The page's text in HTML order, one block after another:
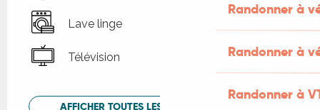
Randonner à
Randonner à
Randonner à
Lave linge
Télévision
AFFICHER TOUTES LES PRESTATIONS